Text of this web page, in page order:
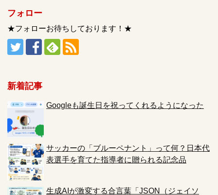
フォロー
★フォローお待ちしております！★
新着記事
Googleも誕生日を祝ってくれるようになった
サッカーの「ブルーペナント」って何？日本代
表選手を育てた指導者に贈られる記念品
生成AIが激変する合言葉「JSON（ジェイソ